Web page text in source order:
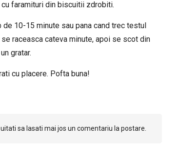
faramituri din biscuitii zdrobiti.
de 10-15 minute sau pana cand trec testul
raceasca cateva minute, apoi se scot din
gratar.
cu placere. Pofta buna!
sa lasati mai jos un comentariu la postare.